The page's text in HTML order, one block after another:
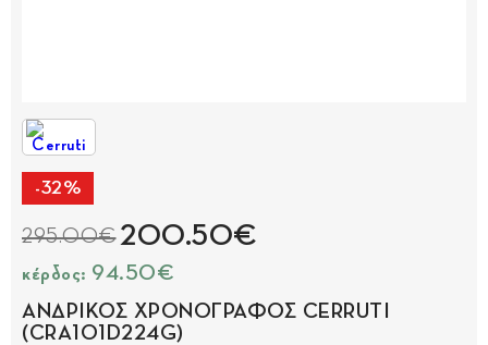
-32%
295.00€200.50€
κέρδος: 94.50€
ΑΝΔΡΙΚΟΣ ΧΡΟΝΟΓΡΑΦΟΣ CERRUTI
(CRA101D224G)